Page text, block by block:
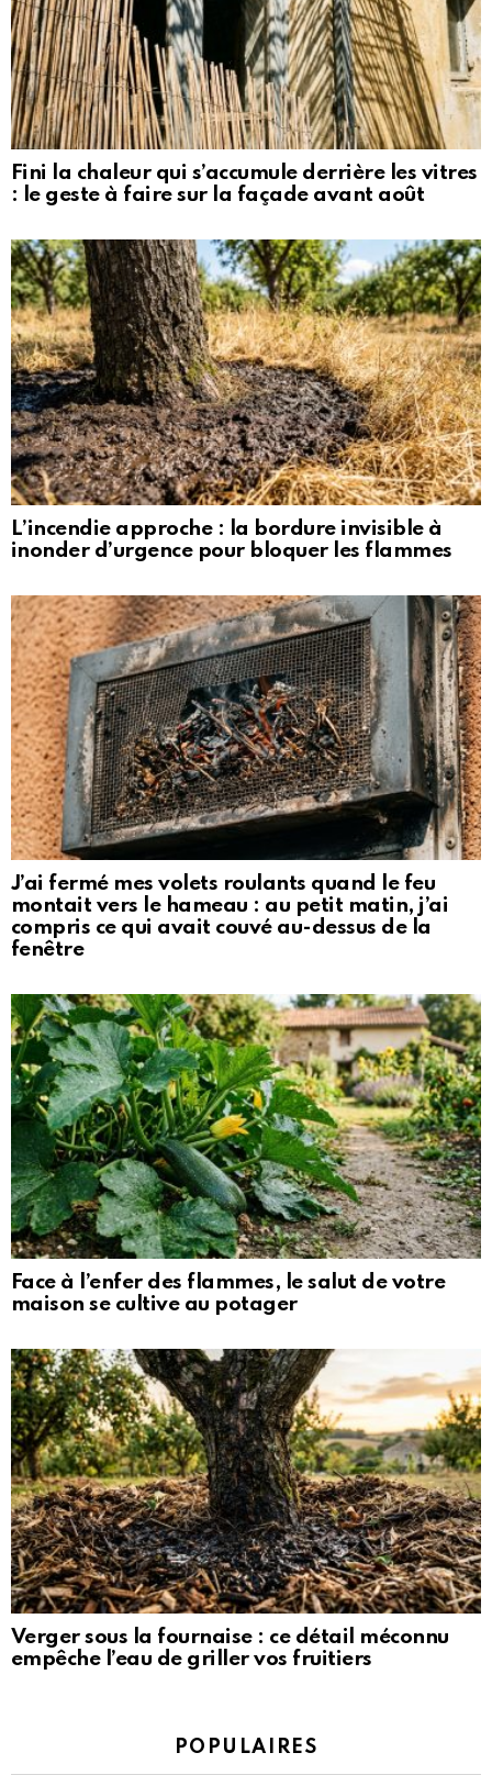
Fini la chaleur qui s’accumule derrière les vitres
: le geste à faire sur la façade avant août
L’incendie approche : la bordure invisible à
inonder d’urgence pour bloquer les flammes
J’ai fermé mes volets roulants quand le feu
montait vers le hameau : au petit matin, j’ai
compris ce qui avait couvé au-dessus de la
fenêtre
Face à l’enfer des flammes, le salut de votre
maison se cultive au potager
Verger sous la fournaise : ce détail méconnu
empêche l’eau de griller vos fruitiers
POPULAIRES